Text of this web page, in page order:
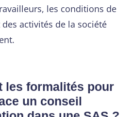
les conditions de
activités de la société
les formalités pour
un conseil